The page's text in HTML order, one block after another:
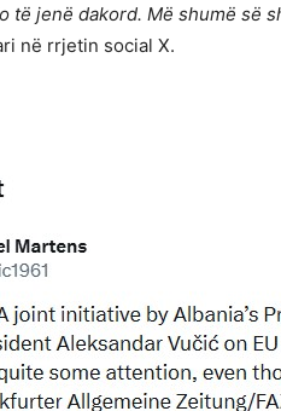
të jenë dakord. Më shumë së
në rrjetin social X.